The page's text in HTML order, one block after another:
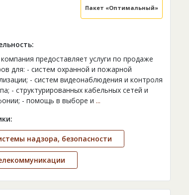
Пакет «Оптимальный»
предоставляет услуги по продаже
для: - систем охранной и пожарной
- систем видеонаблюдения и контроля
- структурированных кабельных сетей и
- помощь в выборе и ...
надзора, безопасности